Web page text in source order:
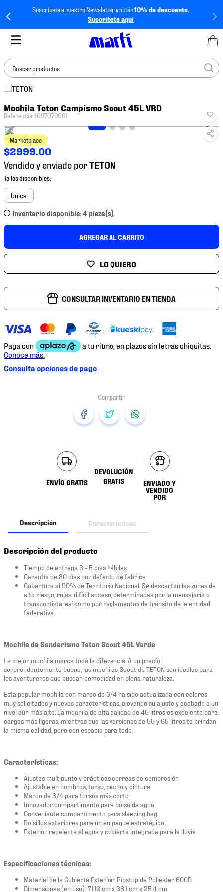
Suscríbete a nuestro Newsletter y obtén10% de descuento.
Suscríbete aquí
Buscar productos
Mochila Teton Campismo Scout 45L VRD
Referencia:1087079001
Marketplace
$2999.00
Vendido y enviado por
Única
Inventario disponible: 4 pieza(s).
AGREGAR AL CARRITO
CONSULTAR INVENTARIO EN TIENDA
Consulta opciones de pago
ENVÍO GRATIS
DEVOLUCIÓN
GRATIS
ENVIADO Y
VENDIDO
POR
Descripción Características
Descripción del producto
Tiempo de entrega 3 - 5 días hábiles
Garantía de 30 días por defecto de fabrica
Cobertura al 90% de Territorio Nacional, Se descartan las zonas de
alto riesgo, rojas, difícil acceso, determinadas por la mensajería o
transportista, así como por reglamentos de tránsito de la entidad
federativa.
Mochila de Senderismo Teton Scout 45L Verde
La mejor mochila marca toda la diferencia. A un precio
sorprendentemente bueno, las mochilas Scout de TETON son ideales para
los aventureros que buscan comodidad en plena naturaleza.
Esta popular mochila con marco de 3/4 ha sido actualizada con colores
muy solicitados y nuevas características, elevando su ajuste y acabado a un
nivel aún más alto. La mochila de alta calidad de 45 litros es excelente para
cargas más ligeras, mientras que las versiones de 55 y 65 litros te brindan
la misma calidad, pero con espacio para todo.
Características:
Ajustes multipunto y prácticas correas de compresión
Ajustable en hombros, torso, pecho y cintura
Marco de 3/4 para torsos más corto
Innovador compartimento para bolsa de agua
Conveniente compartimento para sleeping bag
Bolsillos exteriores para un empaque estratégico
Exterior repelente al agua y cubierta integrada para la lluvia
Especificaciones técnicas:
Material de la Cubierta Exterior: Ripstop de Poliéster 600D
Dimensiones (en uso): 71.12 cm x 38.1 cm x 25.4 cm
BUSCADOS
2.
tenis hombre
3.
tenis
4.
tenis futbol
5.
mochila
6.
jersey
7.
mochilas